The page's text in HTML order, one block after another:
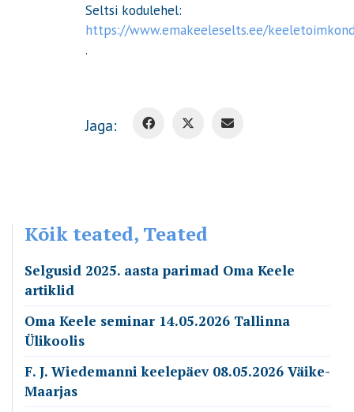
Seltsi kodulehel:
https://www.emakeeleselts.ee/
.
Jaga:
Kõik teated, Teated
Selgusid 2025. aasta parimad Oma Keele
artiklid
Oma Keele seminar 14.05.2026 Tallinna
Ülikoolis
F. J. Wiedemanni keelepäev 08.05.2026 Väike-
Maarjas